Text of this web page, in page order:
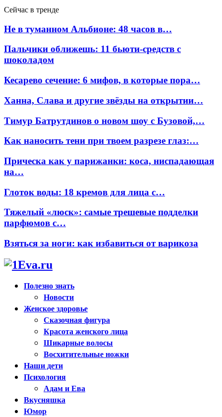
Сейчас в тренде
Не в туманном Альбионе: 48 часов в…
Пальчики оближешь: 11 бьюти-средств с
шоколадом
Кесарево сечение: 6 мифов, в которые пора…
Ханна, Слава и другие звёзды на открытии…
Тимур Батрутдинов о новом шоу с Бузовой,…
Как наносить тени при твоем разрезе глаз:…
Прическа как у парижанки: коса, ниспадающая
на…
Глоток воды: 18 кремов для лица с…
Тяжелый «люск»: самые трешевые подделки
парфюмов с…
Взяться за ноги: как избавиться от варикоза
Полезно знать
Новости
Женское здоровье
Сказочная фигура
Красота женского лица
Шикарные волосы
Восхитительные ножки
Наши дети
Психология
Адам и Ева
Вкусняшка
Юмор